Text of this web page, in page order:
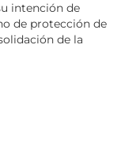
intención de
de protección de
de la